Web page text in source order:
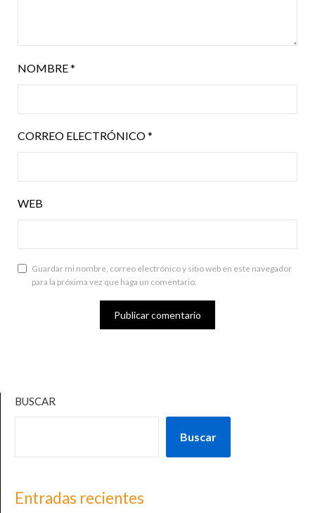
NOMBRE*
CORREO ELECTRÓNICO*
WEB
Guardar mi nombre, correo electrónico y sitio web en este navegador
para la próxima vez que haga un comentario.
BUSCAR
Buscar
Entradas recientes